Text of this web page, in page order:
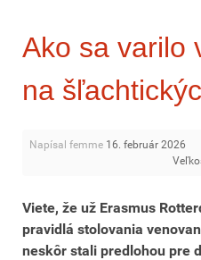
Ako sa varilo
na
Napísal femme 16. február 2026
Viete, že už Erasmus
pravidlá stolovania
neskôr stali predlohou pre